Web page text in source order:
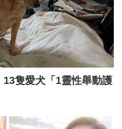
隻愛犬「1靈性舉動護